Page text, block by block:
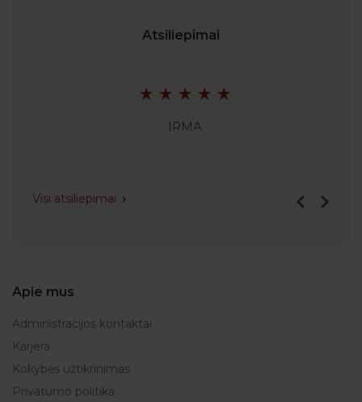
Atsiliepimai
IRMA
Visi atsiliepimai
Apie mus
Administracijos kontaktai
Karjera
Kokybės užtikrinimas
Privatumo politika